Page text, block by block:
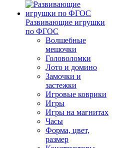
Развивающие игрушки
по ФГОС
Волшебные
мешочки
Головоломки
Лото и домино
Замочки и
застежки
Игровые коврики
Игры
Игры на магнитах
Часы
Форма, цвет,
размер